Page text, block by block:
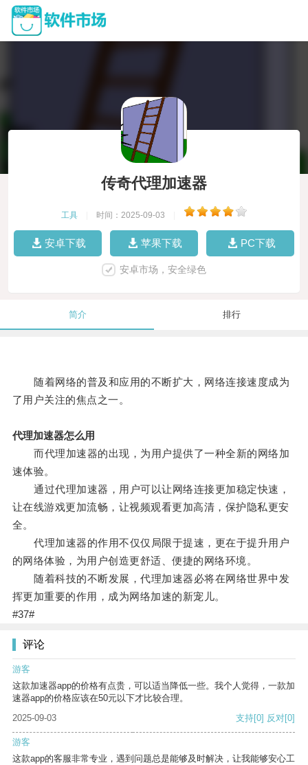
传奇代理加速器
工具 时间：2025-09-03
安卓下载 苹果下载 PC下载
安卓市场，安全绿色
简介 排行
随着网络的普及和应用的不断扩大，网络连接速度成为
了用户关注的焦点之一。
代理加速器怎么用
而代理加速器的出现，为用户提供了一种全新的网络加
速体验。
通过代理加速器，用户可以让网络连接更加稳定快速，
让在线游戏更加流畅，让视频观看更加高清，保护隐私更安
全。
代理加速器的作用不仅仅局限于提速，更在于提升用户
的网络体验，为用户创造更舒适、便捷的网络环境。
随着科技的不断发展，代理加速器必将在网络世界中发
挥更加重要的作用，成为网络加速的新宠儿。
#37#
评论
游客
这款加速器app的价格有点贵，可以适当降低一些。我个人觉得，一款加
速器app的价格应该在50元以下才比较合理。
2025-09-03
支持[0] 反对[0]
游客
这款app的客服非常专业，遇到问题总是能够及时解决，让我能够安心工